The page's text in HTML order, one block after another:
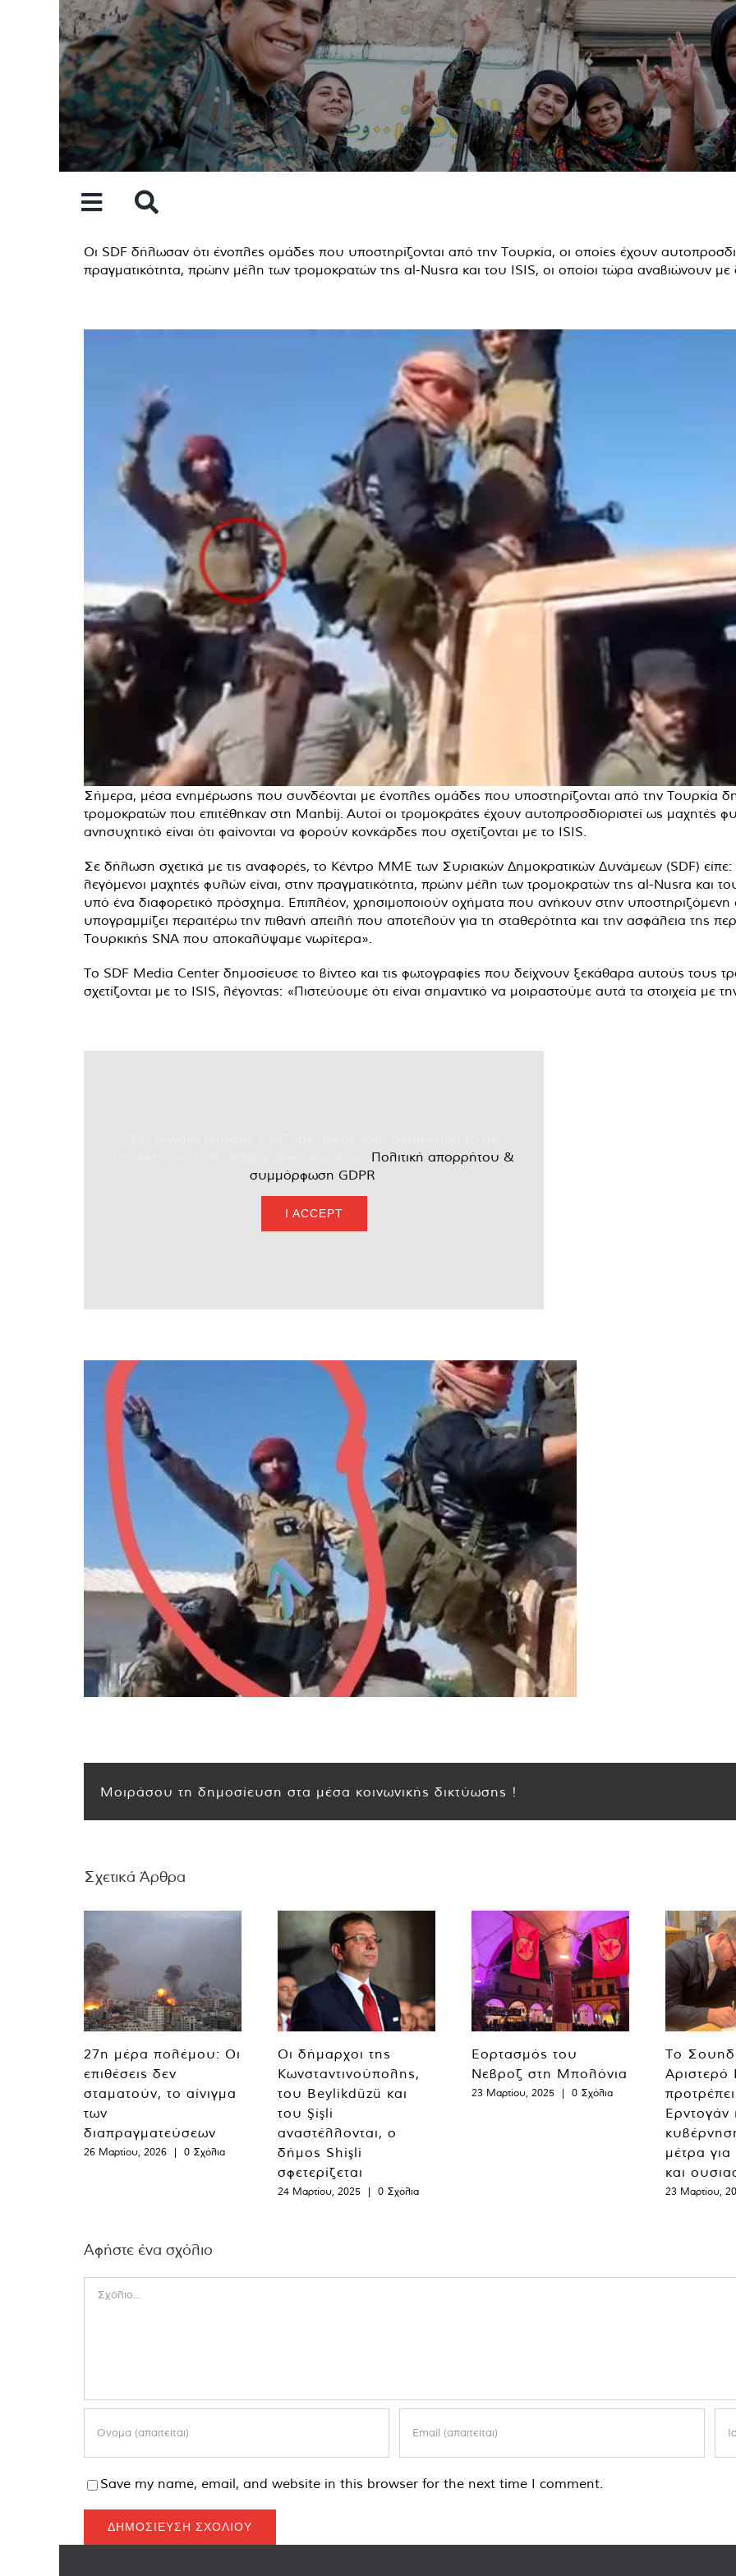
Οι SDF δήλωσαν ότι ένοπλες ομάδες που υποστηρίζονται από την Τουρκία, οι οποίες έχουν
πραγματικότητα, πρώην μέλη των τρομοκρατών της al-Nusra και του ISIS, οι οποίοι τώρα αναβιώνουν με
Σήμερα, μέσα ενημέρωσης που συνδέονται με ένοπλες ομάδες που υποστηρίζονται από την Τουρκία
τρομοκρατών που επιτέθηκαν στη Manbij. Αυτοί οι τρομοκράτες έχουν αυτοπροσδιοριστεί ως μαχητές
ανησυχητικό είναι ότι φαίνονται να φορούν κονκάρδες που σχετίζονται με το ISIS.
Σε δήλωση σχετικά με τις αναφορές, το Κέντρο ΜΜΕ των Συριακών Δημοκρατικών Δυνάμεων (SDF)
λεγόμενοι μαχητές φυλών είναι, στην πραγματικότητα, πρώην μέλη των τρομοκρατών της al-Nusra και
υπό ένα διαφορετικό πρόσχημα. Επιπλέον, χρησιμοποιούν οχήματα που ανήκουν στην
υπογραμμίζει περαιτέρω την πιθανή απειλή που αποτελούν για τη σταθερότητα και την ασφάλεια της
Τουρκικής SNA που αποκαλύψαμε νωρίτερα».
Το SDF Media Center δημοσίευσε το βίντεο και τις φωτογραφίες που δείχνουν ξεκάθαρα αυτούς τους
σχετίζονται με το ISIS, λέγοντας: «Πιστεύουμε ότι είναι σημαντικό να μοιραστούμε αυτά τα στοιχεία με
Πολιτική απορρήτου &
συμμόρφωση GDPR
I ACCEPT
Μοιράσου τη δημοσίευση στα μέσα κοινωνικής δικτύωσης !
Σχετικά Άρθρα
27η μέρα πολέμου: Οι
επιθέσεις δεν
σταματούν, το αίνιγμα
των
διαπραγματεύσεων
26 Μαρτίου, 2026 | 0 Σχόλια
Οι δήμαρχοι της
Κωνσταντινούπολης,
του Beylikdüzü και
του Şişli
αναστέλλονται, ο
δήμος Shişli
σφετερίζεται
24 Μαρτίου, 2025 | 0 Σχόλια
Εορτασμός του
Νεβροζ στη Μπολόνια
23 Μαρτίου, 2025 | 0 Σχόλια
Το
Αριστερό
Ερντογάν
μέτρα για
και
23 Μαρτίου,
Αφήστε ένα σχόλιο
Save my name, email, and website in this browser for the next time I comment.